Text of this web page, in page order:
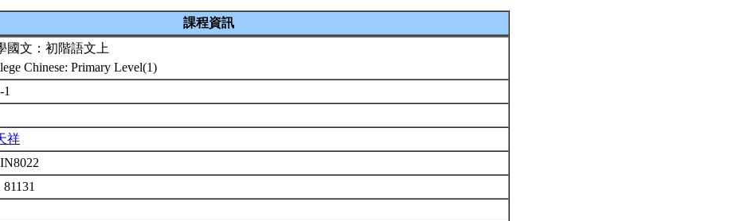
課程資訊
國文：初階語文上
Chinese: Primary Level(1)
1
祥
81131